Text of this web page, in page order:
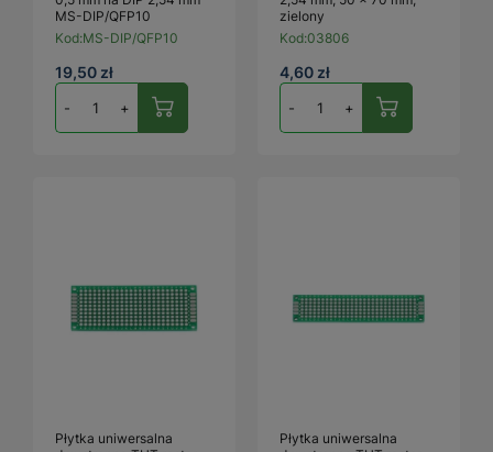
MS-DIP/QFP10
Kod:MS-DIP/QFP10
19,50 zł
- +
zielony
Kod:03806
4,60 zł
- +
Płytka uniwersalna
Płytka uniwersalna